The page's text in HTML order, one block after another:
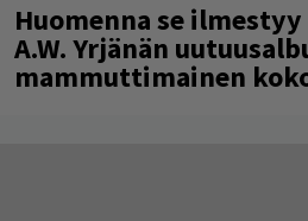
Huomenna se
A.W. Yrjänän
mammuttimainen